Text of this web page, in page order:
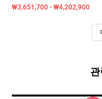
₩3,651,700 - ₩4,202,900